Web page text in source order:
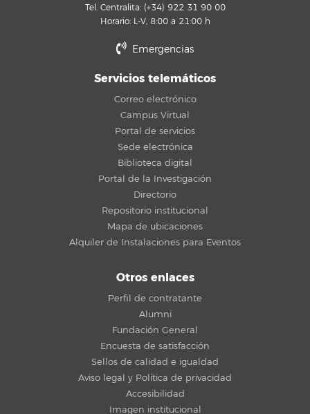
Tel. Centralita: (+34) 922 31 90 00
Horario: L-V, 8:00 a 21:00 h
Emergencias
Servicios telemáticos
Correo electrónico
Campus Virtual
Portal de servicios
Sede electrónica
Biblioteca digital
Portal de la Investigación
Directorio
Repositorio institucional
Mapa de ubicaciones
Alquiler de Instalaciones para Eventos
Otros enlaces
Perfil de contratante
Alumni
Fundación General
Encuesta de satisfacción
Sellos de calidad e igualdad
Aviso legal y Política de privacidad
Accesibilidad
Imagen institucional